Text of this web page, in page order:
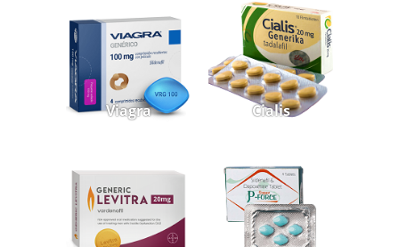
Viagra Cialis